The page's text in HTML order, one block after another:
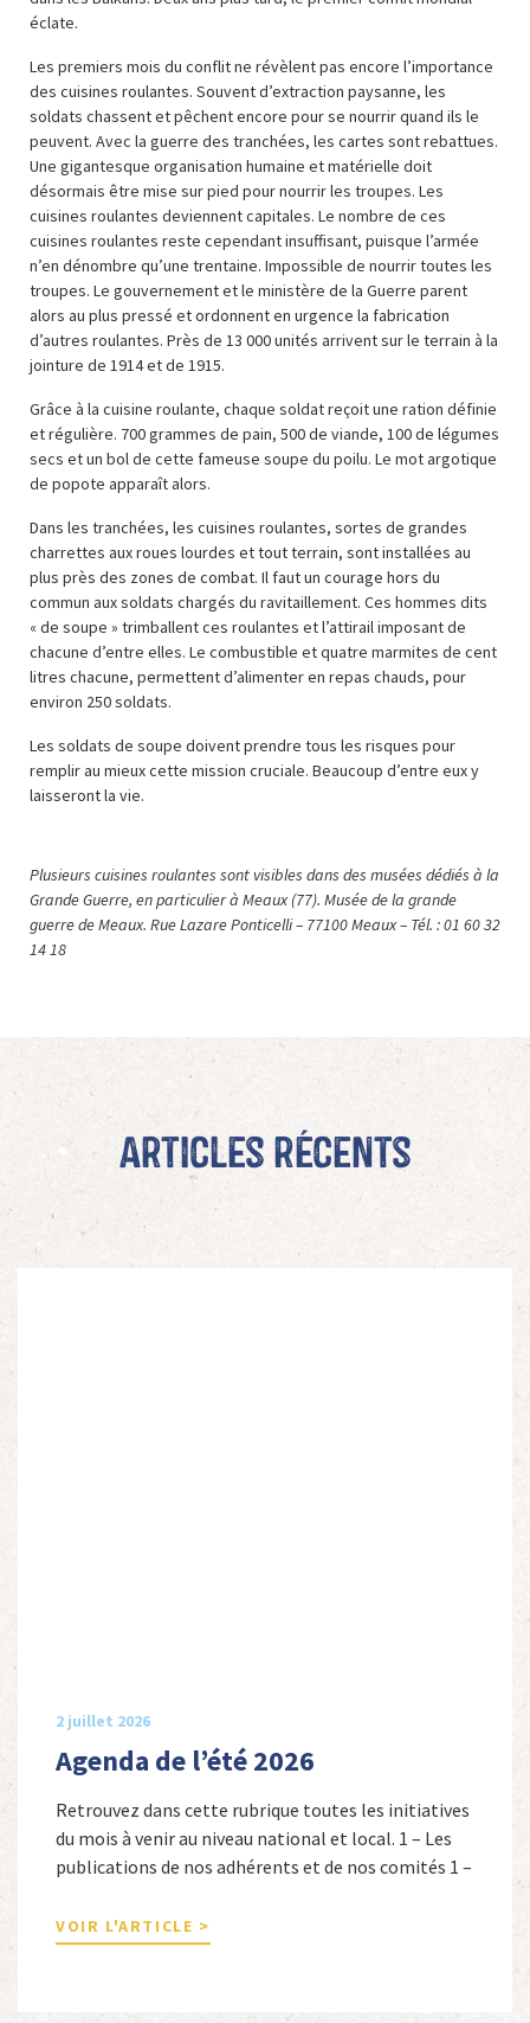
éclate.
Les premiers mois du conflit ne révèlent pas encore l’importance
des cuisines roulantes. Souvent d’extraction paysanne, les
soldats chassent et pêchent encore pour se nourrir quand ils le
peuvent. Avec la guerre des tranchées, les cartes sont rebattues.
Une gigantesque organisation humaine et matérielle doit
désormais être mise sur pied pour nourrir les troupes. Les
cuisines roulantes deviennent capitales. Le nombre de ces
cuisines roulantes reste cependant insuffisant, puisque l’armée
n’en dénombre qu’une trentaine. Impossible de nourrir toutes les
troupes. Le gouvernement et le ministère de la Guerre parent
alors au plus pressé et ordonnent en urgence la fabrication
d’autres roulantes. Près de 13 000 unités arrivent sur le terrain à la
jointure de 1914 et de 1915.
Grâce à la cuisine roulante, chaque soldat reçoit une ration définie
et régulière. 700 grammes de pain, 500 de viande, 100 de légumes
secs et un bol de cette fameuse soupe du poilu. Le mot argotique
de popote apparaît alors.
Dans les tranchées, les cuisines roulantes, sortes de grandes
charrettes aux roues lourdes et tout terrain, sont installées au
plus près des zones de combat. Il faut un courage hors du
commun aux soldats chargés du ravitaillement. Ces hommes dits
« de soupe » trimballent ces roulantes et l’attirail imposant de
chacune d’entre elles. Le combustible et quatre marmites de cent
litres chacune, permettent d’alimenter en repas chauds, pour
environ 250 soldats.
Les soldats de soupe doivent prendre tous les risques pour
remplir au mieux cette mission cruciale. Beaucoup d’entre eux y
laisseront la vie.
Plusieurs cuisines roulantes sont visibles dans des musées dédiés à la
Grande Guerre, en particulier à Meaux (77). Musée de la grande
guerre de Meaux. Rue Lazare Ponticelli – 77100 Meaux – Tél. : 01 60 32
14 18
Articles récents
2 juillet 2026
Agenda de l’été 2026
Retrouvez dans cette rubrique toutes les initiatives
du mois à venir au niveau national et local. 1 – Les
publications de nos adhérents et de nos comités 1 –
Cordeboeuf, Christophe Touron et Agnès Dioné,
Nouvelles Sources Éditions, 2026. Ils venaient
autres […]
VOIR L'ARTICLE >